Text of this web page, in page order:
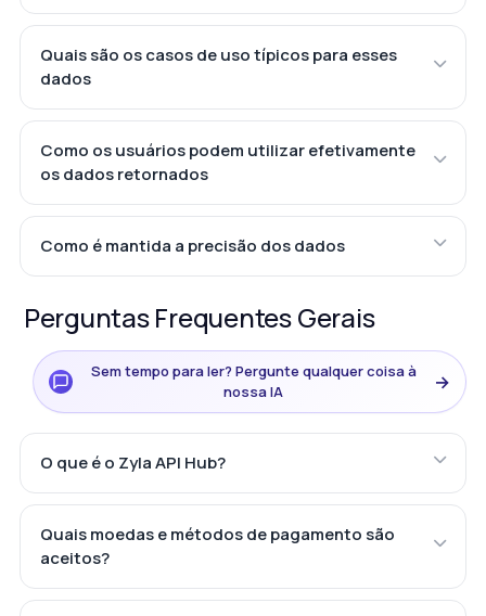
Quais são os casos de uso típicos para esses
dados
Como os usuários podem utilizar efetivamente
os dados retornados
Como é mantida a precisão dos dados
Perguntas Frequentes Gerais
Sem tempo para ler? Pergunte qualquer coisa à
nossa IA
→
O que é o Zyla API Hub?
Quais moedas e métodos de pagamento são
aceitos?